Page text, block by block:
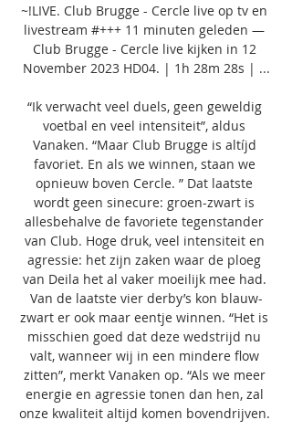
~!LIVE. Club Brugge - Cercle live op tv en
livestream #+++ 11 minuten geleden —
Club Brugge - Cercle live kijken in 12
November 2023 HD04. | 1h 28m 28s | ...
“Ik verwacht veel duels, geen geweldig
voetbal en veel intensiteit”, aldus
Vanaken. “Maar Club Brugge is altíjd
favoriet. En als we winnen, staan we
opnieuw boven Cercle. ” Dat laatste
wordt geen sinecure: groen-zwart is
allesbehalve de favoriete tegenstander
van Club. Hoge druk, veel intensiteit en
agressie: het zijn zaken waar de ploeg
van Deila het al vaker moeilijk mee had.
Van de laatste vier derby’s kon blauw-
zwart er ook maar eentje winnen. “Het is
misschien goed dat deze wedstrijd nu
valt, wanneer wij in een mindere flow
zitten”, merkt Vanaken op. “Als we meer
energie en agressie tonen dan hen, zal
onze kwaliteit altijd komen bovendrijven.